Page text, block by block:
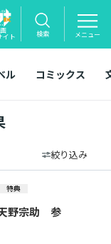
イト 検索 メニュー
ル コミックス
絞り込み
特典
野宗助 参